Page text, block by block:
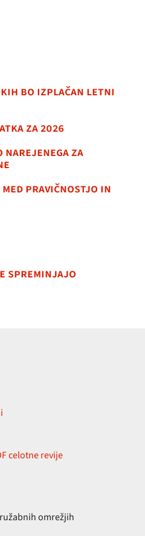
bo izplačan letni
za 2026
za
pravičnostjo in
spreminjajo
celotne revije
omrežjih